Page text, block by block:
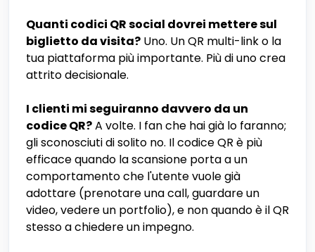
Quanti codici QR social dovrei mettere sul
biglietto da visita? Uno. Un QR multi-link o la
tua piattaforma più importante. Più di uno crea
attrito decisionale.
I clienti mi seguiranno davvero da un
codice QR?A volte. I fan che hai già lo faranno;
gli sconosciuti di solito no. Il codice QR è più
efficace quando la scansione porta a un
comportamento che l'utente vuole già
adottare (prenotare una call, guardare un
video, vedere un portfolio), e non quando è il QR
stesso a chiedere un impegno.